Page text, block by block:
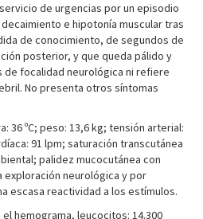
de urgencias por un episodio
e hipotonía muscular tras
de conocimiento, de segundos de
posterior, y que queda pálido y
focalidad neurológica ni refiere
No presenta otros síntomas
36 ºC; peso: 13,6 kg; tensión arterial:
91 lpm; saturación transcutánea
palidez mucocutánea con
exploración neurológica y por
escasa reactividad a los estímulos.
hemograma, leucocitos: 14.300